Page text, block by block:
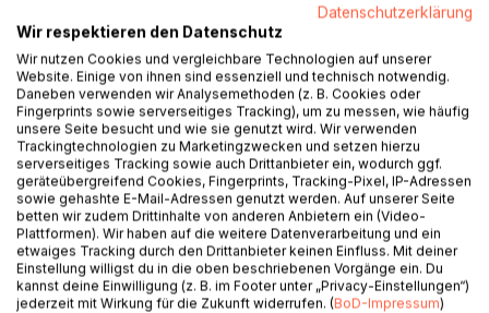
BESCHREIBUNG
Durch einen Zufall kommt die Autorin in den Besitz eines
außergewöhnlichen Manuskripts: das - Tagebuch einer
Psychoanalyse. Wie sie im Vorwort erzählt, geht es dabei
nicht so sehr um das, was sich in der Therapiestunden
ereignet, sondern um die Erinnerungen, Gefühle und
Träume, die Platz greifen, nachdem die Patientin die Tür
des Behandlungszimmers hinter sich geschlossen hat.
Datenschutzerklärung
Wir respektieren den Datenschutz
Wir nutzen Cookies und vergleichbare Technologien auf unserer
Website. Einige von ihnen sind essenziell und technisch notwendig.
Daneben verwenden wir Analysemethoden (z. B. Cookies oder
Fingerprints sowie serverseitiges Tracking), um zu messen, wie häufig
unsere Seite besucht und wie sie genutzt wird. Wir verwenden
Trackingtechnologien zu Marketingzwecken und setzen hierzu
serverseitiges Tracking sowie auch Drittanbieter ein, wodurch ggf.
geräteübergreifend Cookies, Fingerprints, Tracking-Pixel, IP-Adressen
sowie gehashte E-Mail-Adressen genutzt werden. Auf unserer Seite
betten wir zudem Drittinhalte von anderen Anbietern ein (Video-
Plattformen). Wir haben auf die weitere Datenverarbeitung und ein
etwaiges Tracking durch den Drittanbieter keinen Einfluss. Mit deiner
Einstellung willigst du in die oben beschriebenen Vorgänge ein. Du
kannst deine Einwilligung (z. B. im Footer unter „Privacy-Einstellungen“)
jederzeit mit Wirkung für die Zukunft widerrufen. (BoD-Impressum)